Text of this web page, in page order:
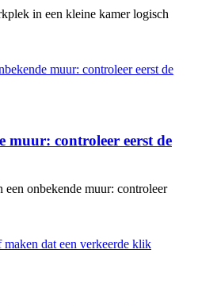
in een kleine kamer logisch
muur: controleer eerst de
onbekende muur: controleer